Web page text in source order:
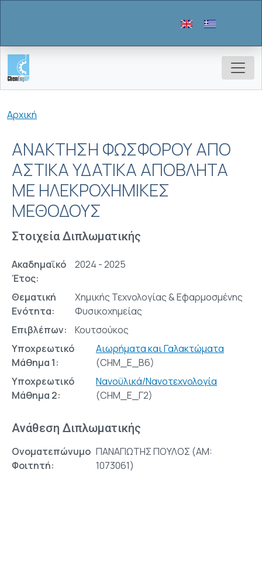
Breadcrumb
Αρχική
ΑΝΑΚΤΗΣΗ ΦΩΣΦΟΡΟΥ ΑΠΟ
ΑΣΤΙΚΑ ΥΔΑΤΙΚΑ ΑΠΟΒΛΗΤΑ
ΜΕ ΗΛΕΚΡΟΧΗΜΙΚΕΣ
ΜΕΘΟΔΟΥΣ
Στοιχεία Διπλωματικής
Ακαδημαϊκό
Έτος:
2024 - 2025
Θεματική
Ενότητα:
Χημικής Τεχνολογίας & Εφαρμοσμένης
Φυσικοχημείας
Επιβλέπων:
Κουτσούκος
Υποχρεωτικό
Μάθημα 1:
Αιωρήματα και Γαλακτώματα
(CHM_E_Β6)
Υποχρεωτικό
Μάθημα 2:
Νανοϋλικά/Νανοτεχνολογία
(CHM_E_Γ2)
Ανάθεση Διπλωματικής
Ονοματεπώνυμο
Φοιτητή:
ΠΑΝΑΓΙΩΤΗΣ ΠΟΥΛΟΣ (AM:
1073061)